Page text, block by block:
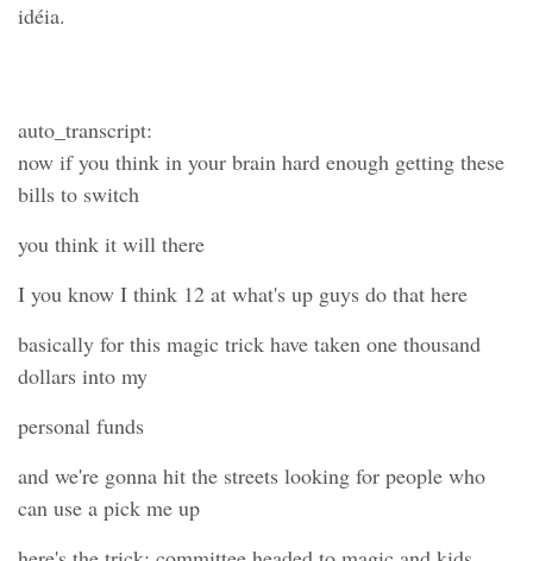
idéia.
auto_transcript:
now if you think in your brain hard enough getting these
bills to switch
you think it will there
I you know I think 12 at what's up guys do that here
basically for this magic trick have taken one thousand
dollars into my
personal funds
and we're gonna hit the streets looking for people who
can use a pick me up